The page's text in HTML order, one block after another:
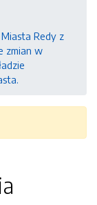
Redy z
zmian w